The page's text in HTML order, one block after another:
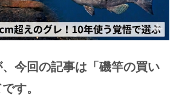
今回の記事は「磯竿の買い
す。